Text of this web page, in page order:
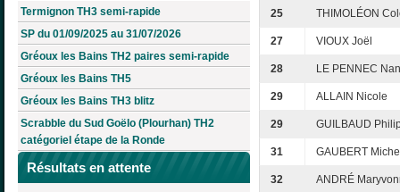
Termignon TH3 semi-rapide
SP du 01/09/2025 au 31/07/2026
Gréoux les Bains TH2 paires semi-rapide
Gréoux les Bains TH5
Gréoux les Bains TH3 blitz
Scrabble du Sud Goëlo (Plourhan) TH2
catégoriel étape de la Ronde
Résultats en attente
25 THIMOLÉON
27 VIOUX Joël
28 LE PENNEC
29 ALLAIN Nicole
29 GUILBAUD
31 GAUBERT
32 ANDRÉ